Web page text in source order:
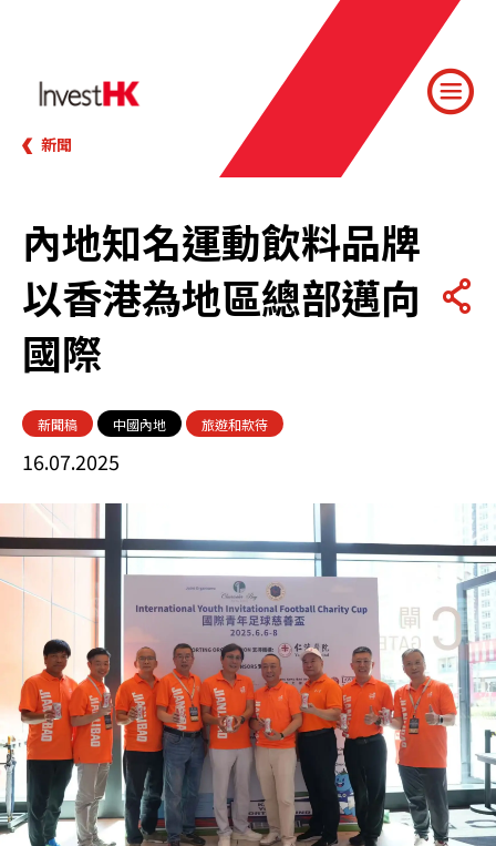
新聞
內地知名運動飲料品牌
以香港為地區總部邁向
國際
新聞稿 中國內地 旅遊和款待
16.07.2025